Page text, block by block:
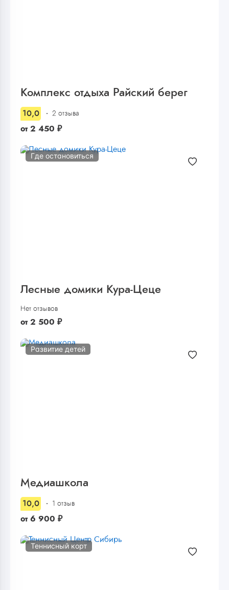
Комплекс отдыха Райский берег
10,0 2 отзыва
от 2 450 ₽
Где остановиться
Лесные домики Кура-Цеце
Нет отзывов
от 2 500 ₽
Развитие детей
Медиашкола
10,0 1 отзыв
от 6 900 ₽
Теннисный корт